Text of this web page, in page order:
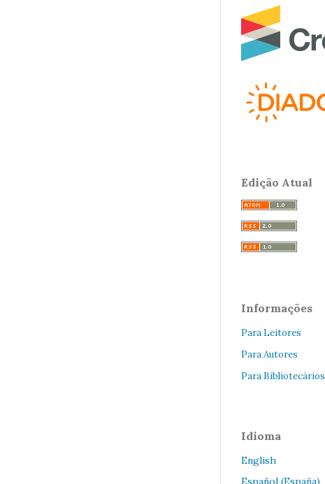
Edição Atual
Informações
Para Leitores
Para Autores
Para Bibliotecários
Idioma
English